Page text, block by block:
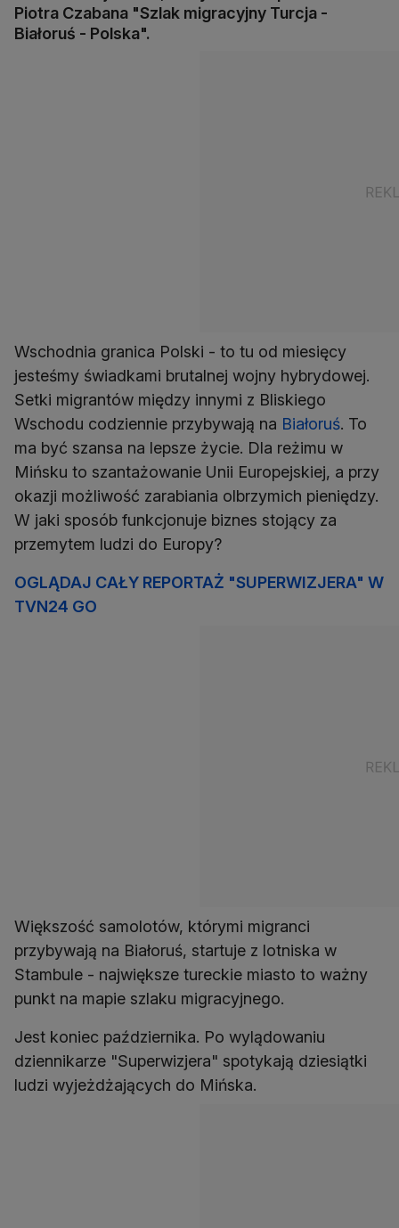
Piotra Czabana "Szlak migracyjny Turcja -
Białoruś - Polska".
Wschodnia granica Polski - to tu od miesięcy
jesteśmy świadkami brutalnej wojny hybrydowej.
Setki migrantów między innymi z Bliskiego
Wschodu codziennie przybywają na Białoruś. To
ma być szansa na lepsze życie. Dla reżimu w
Mińsku to szantażowanie Unii Europejskiej, a przy
okazji możliwość zarabiania olbrzymich pieniędzy.
W jaki sposób funkcjonuje biznes stojący za
przemytem ludzi do Europy?
OGLĄDAJ CAŁY REPORTAŻ "SUPERWIZJERA" W
TVN24 GO
Większość samolotów, którymi migranci
przybywają na Białoruś, startuje z lotniska w
Stambule - największe tureckie miasto to ważny
punkt na mapie szlaku migracyjnego.
Jest koniec października. Po wylądowaniu
dziennikarze "Superwizjera" spotykają dziesiątki
ludzi wyjeżdżających do Mińska.